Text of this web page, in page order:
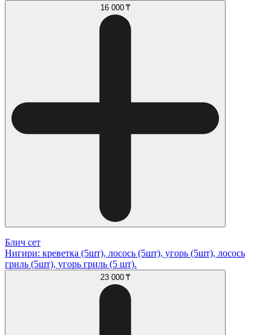
16 000 ₸
Блич сет
Нигири: креветка (5шт), лосось (5шт), угорь (5шт), лосось
гриль (5шт), угорь гриль (5 шт).
23 000 ₸